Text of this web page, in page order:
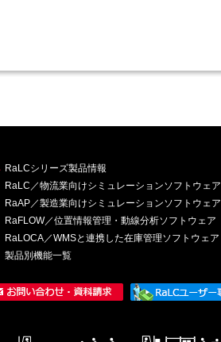
RaLCシリーズ製品情報
RaLC／物流業向けシミュレーションソフトウェア
RaAP／製造業向けシミュレーションソフトウェア
RaFLOW／位置情報管理・動線分析ソフトウェア
RaLOCA／WMSと連携した在庫管理ソフトウェア
製品別機能一覧